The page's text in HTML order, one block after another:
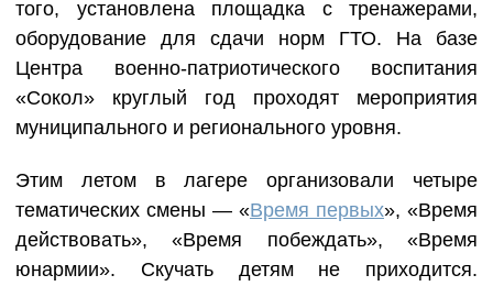
того, установлена площадка с тренажерами,
оборудование для сдачи норм ГТО. На базе
Центра военно-патриотического воспитания
«Сокол» круглый год проходят мероприятия
муниципального и регионального уровня.
Этим летом в лагере организовали четыре
тематических смены — «Время первых», «Время
действовать», «Время побеждать», «Время
юнармии». Скучать детям не приходится.